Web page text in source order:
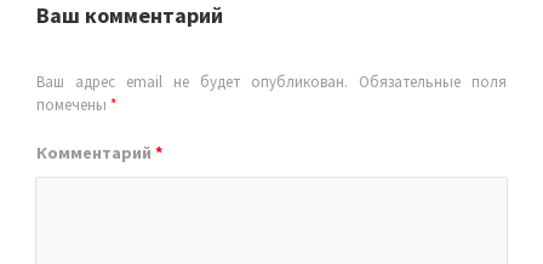
Ваш комментарий
Ваш адрес email не будет опубликован.
Обязательные поля
помечены *
Комментарий *